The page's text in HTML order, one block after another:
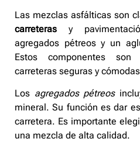
Las mezclas asfálticas son
carreteras y
agregados pétreos y un
Estos componentes
carreteras seguras y
Los agregados pétreos
mineral. Su función es dar
carretera. Es importante
una mezcla de alta calidad.